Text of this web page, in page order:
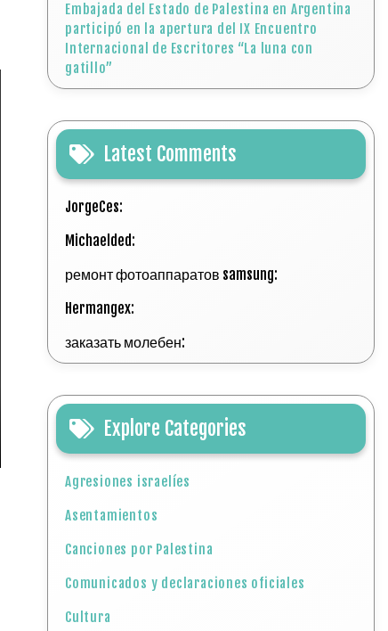
Embajada del Estado de Palestina en Argentina
participó en la apertura del IX Encuentro
Internacional de Escritores “La luna con
gatillo”
Latest Comments
JorgeCes:
Michaelded:
ремонт фотоаппаратов samsung:
Hermangex:
заказать молебен:
Explore Categories
Agresiones israelíes
Asentamientos
Canciones por Palestina
Comunicados y declaraciones oficiales
Cultura